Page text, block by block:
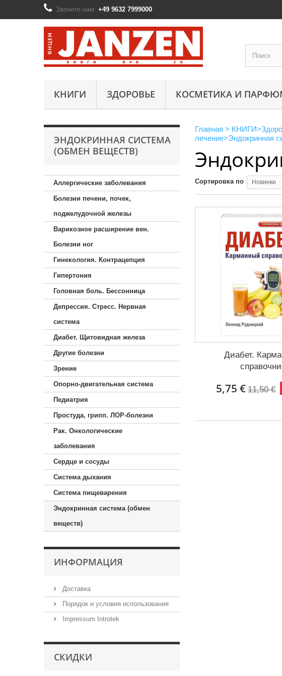
Звоните нам: +49 9632 7999000
КНИГИ ЗДОРОВЬЕ КОСМЕТИКА И
ЭНДОКРИННАЯ СИСТЕМА
(ОБМЕН ВЕЩЕСТВ)
Аллергические заболевания
Болезни печени, почек,
поджелудочной железы
Варикозное расширение вен.
Болезни ног
Гинекология. Контрацепция
Гипертония
Головная боль. Бессонница
Депрессия. Стресс. Нервная
система
Диабет. Щитовидная железа
Другие болезни
Зрение
Опорно-двигательная система
Педиатрия
Простуда, грипп. ЛОР-болезни
Рак. Онкологические
заболевания
Сердце и сосуды
Система дыхания
Система пищеварения
Эндокринная система (обмен
веществ)
ИНФОРМАЦИЯ
Доставка
Порядок и условия использования
Impressum Introtek
СКИДКИ
Главная > КНИГИ>
лечение>Эндокринная
Сортировка по Новинки
Диабет.
5,75 € 11,50 €